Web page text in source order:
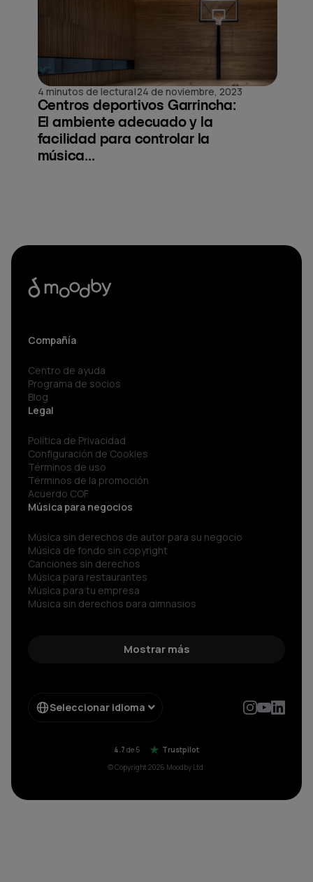
4 minutos de lectura|24 de noviembre, 2023
Centros deportivos Garrincha:
El ambiente adecuado y la
facilidad para controlar la
música...
Compañía
Centro de ayuda
Programa de socios
Blog
Legal
Política de Privacidad
Configuración de Cookies
Términos de uso
Términos de la promoción
Acuerdo COF
Música para negocios
Música sin derechos de autor para su negocio
Música de fondo sin copyright
Canciones sin derechos
Música para restaurantes
Música para tu empresa
Música sin derechos para gimnasios
Sonidos sin copyright
Radio sin copyright para
Mostrar más
Seleccionar idioma
4.7 de 5
Trustpilot
© Copyright 2026 Moodby Ltd.